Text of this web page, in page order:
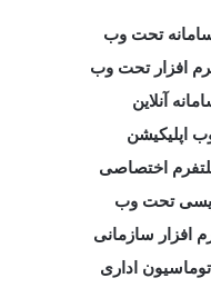
تحت وب
افزار تحت وب
آنلاین
اپلیکیشن
اختصاصی
تحت وب
افزار سازمانی
اداری